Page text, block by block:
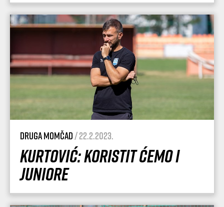
Druga momčad/ 22.2.2023.
Kurtović: Koristit ćemo i
juniore